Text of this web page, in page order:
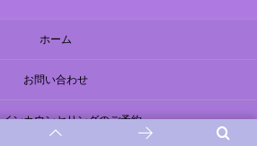
ホーム
お問い合わせ
ンカウンセリングのご予約